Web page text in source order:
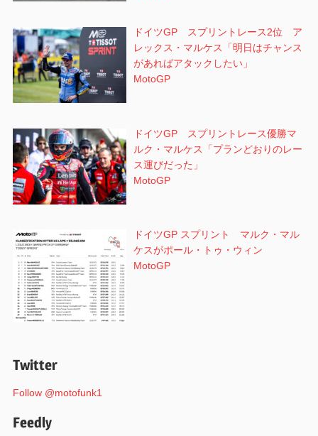
ドイツGP スプリントレース2位 ア
レックス・マルケス「明日はチャンス
があればアタックしたい」
MotoGP
ドイツGP スプリントレース優勝マ
ルク・マルケス「プランどおりのレー
ス運びだった」
MotoGP
ドイツGP スプリント マルク・マル
ケスがポール・トゥ・ウィン
MotoGP
Twitter
Follow @motofunk1
Feedly